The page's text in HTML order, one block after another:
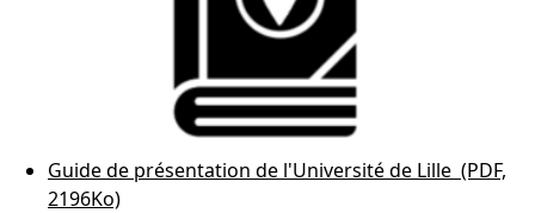
Guide de présentation de l'Université de Lille (PDF,
2196Ko)